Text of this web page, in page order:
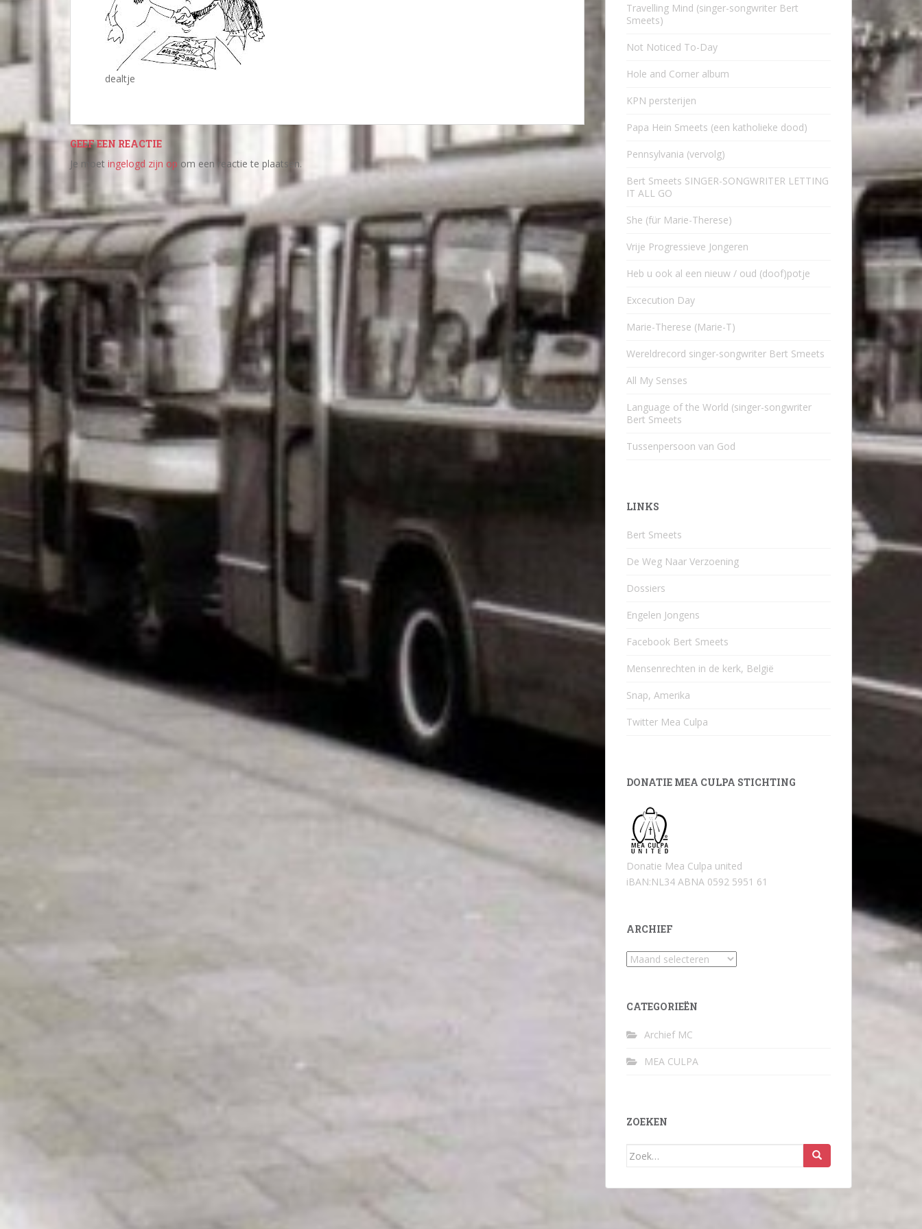
dealtje
GEEF EEN REACTIE
Je moet ingelogd zijn op om een reactie te plaatsen.
Travelling Mind (singer-songwriter Bert
Smeets)
Not Noticed To-Day
Hole and Corner album
KPN persterijen
Papa Hein Smeets (een katholieke dood)
Pennsylvania (vervolg)
Bert Smeets SINGER-SONGWRITER LETTING
IT ALL GO
She (für Marie-Therese)
Vrije Progressieve Jongeren
Heb u ook al een nieuw / oud (doof)potje
Excecution Day
Marie-Therese (Marie-T)
Wereldrecord singer-songwriter Bert Smeets
All My Senses
Language of the World (singer-songwriter
Bert Smeets
Tussenpersoon van God
LINKS
Bert Smeets
De Weg Naar Verzoening
Dossiers
Engelen Jongens
Facebook Bert Smeets
Mensenrechten in de kerk, België
Snap, Amerika
Twitter Mea Culpa
DONATIE MEA CULPA STICHTING
Donatie Mea Culpa united
iBAN:NL34 ABNA 0592 5951 61
ARCHIEF
Archief
CATEGORIEËN
Archief MC
MEA CULPA
ZOEKEN
Zoek